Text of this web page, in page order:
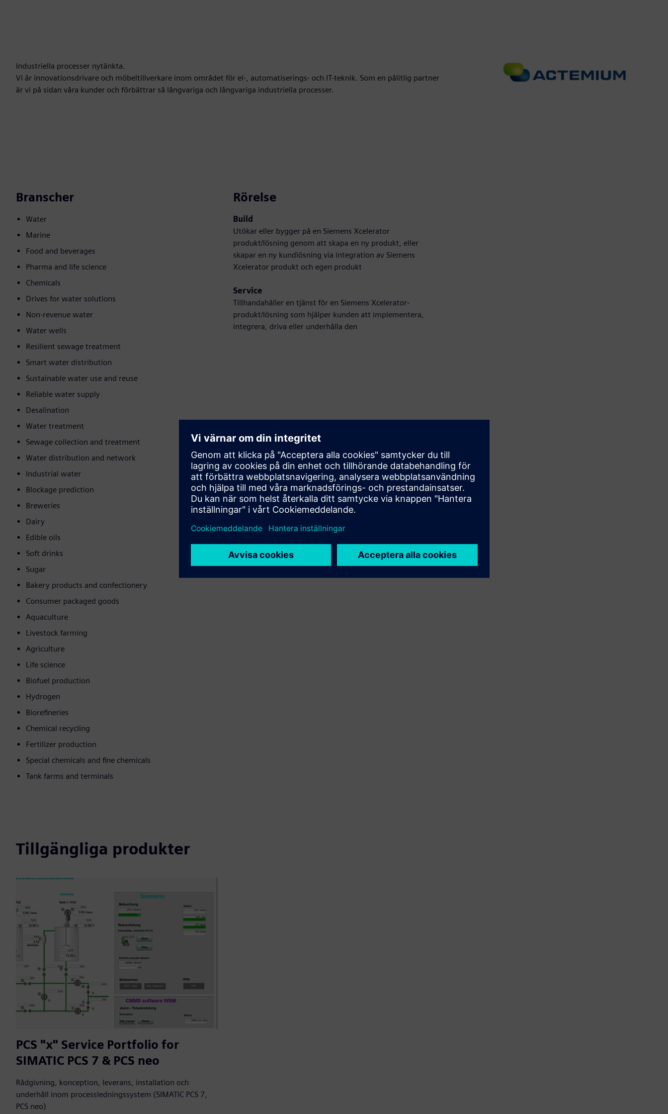
Industriella processer nytänkta.
Vi är innovationsdrivare och möbeltillverkare inom området för el-, automatiserings- och IT-teknik. Som en pålitlig partner
är vi på sidan våra kunder och förbättrar så långvariga och långvariga industriella processer.
Branscher
Water
Marine
Food and beverages
Pharma and life science
Chemicals
Drives for water solutions
Non-revenue water
Water wells
Resilient sewage treatment
Smart water distribution
Sustainable water use and reuse
Reliable water supply
Desalination
Water treatment
Sewage collection and treatment
Water distribution and network
Industrial water
Blockage prediction
Breweries
Dairy
Edible oils
Soft drinks
Sugar
Bakery products and confectionery
Consumer packaged goods
Aquaculture
Livestock farming
Agriculture
Life science
Biofuel production
Hydrogen
Biorefineries
Chemical recycling
Fertilizer production
Special chemicals and fine chemicals
Tank farms and terminals
Rörelse
Build
Utökar eller bygger på en Siemens Xcelerator
produkt/lösning genom att skapa en ny produkt, eller
skapar en ny kundlösning via integration av Siemens
Xcelerator produkt och egen produkt
Service
Tillhandahåller en tjänst för en Siemens Xcelerator-
produkt/lösning som hjälper kunden att implementera,
integrera, driva eller underhålla den
Tillgängliga produkter
PCS "x" Service Portfolio for
SIMATIC PCS 7 & PCS neo
Rådgivning, konception, leverans, installation och
underhåll inom processledningssystem (SIMATIC PCS 7,
PCS neo)